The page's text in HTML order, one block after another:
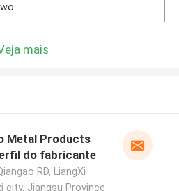
mais
Metal Products
do fabricante
RD, LiangXi
city, Jiangsu Province